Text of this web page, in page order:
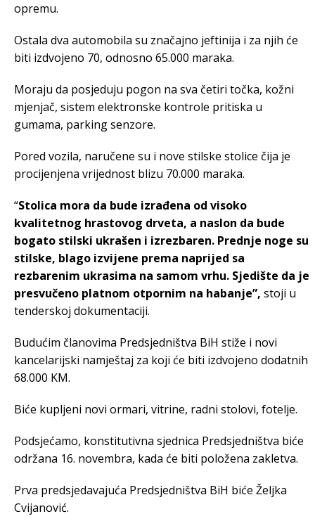
opremu.
Ostala dva automobila su značajno jeftinija i za njih će
biti izdvojeno 70, odnosno 65.000 maraka.
Moraju da posjeduju pogon na sva četiri točka, kožni
mjenjač, sistem elektronske kontrole pritiska u
gumama, parking senzore.
Pored vozila, naručene su i nove stilske stolice čija je
procijenjena vrijednost blizu 70.000 maraka.
“Stolica mora da bude izrađena od visoko
kvalitetnog hrastovog drveta, a naslon da bude
bogato stilski ukrašen i izrezbaren. Prednje noge su
stilske, blago izvijene prema naprijed sa
rezbarenim ukrasima na samom vrhu. Sjedište da je
presvučeno platnom otpornim na habanje”, stoji u
tenderskoj dokumentaciji.
Budućim članovima Predsjedništva BiH stiže i novi
kancelarijski namještaj za koji će biti izdvojeno dodatnih
68.000 KM.
Biće kupljeni novi ormari, vitrine, radni stolovi, fotelje.
Podsjećamo, konstitutivna sjednica Predsjedništva biće
održana 16. novembra, kada će biti položena zakletva.
Prva predsjedavajuća Predsjedništva BiH biće Željka
Cvijanović.